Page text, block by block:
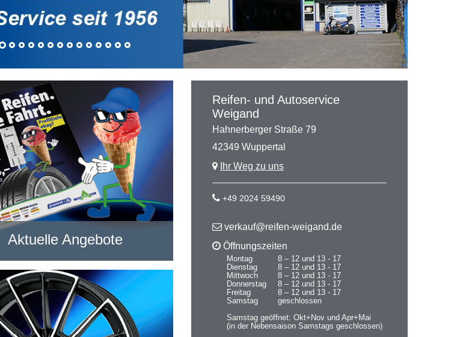
Reifen- und Autoservice
Weigand
Hahnerberger Straße 79
42349 Wuppertal
Ihr Weg zu uns
+49 2024 59490
verkauf@reifen-weigand.de
Öffnungszeiten
Montag
8 – 12 und 13 - 17
Dienstag
8 – 12 und 13 - 17
Mittwoch
8 – 12 und 13 - 17
Donnerstag
8 – 12 und 13 - 17
Freitag
8 – 12 und 13 - 17
Samstag
geschlossen
Samstag geöffnet: Okt+Nov und Apr+Mai
(in der Nebensaison Samstags geschlossen)
Aktuelle Angebote